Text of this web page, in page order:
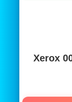
Xerox